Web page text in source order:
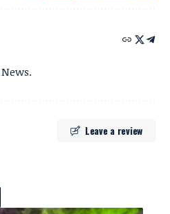
Leave a review